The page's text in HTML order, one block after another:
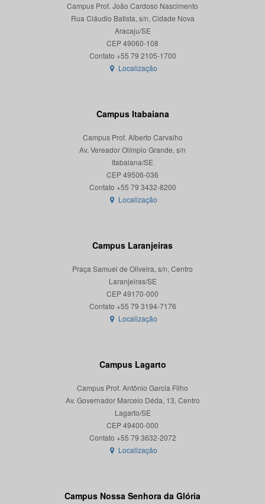
Campus Prof. João Cardoso Nascimento
Rua Cláudio Batista, s/n, Cidade Nova
Aracaju/SE
CEP 49060-108
Localização
Campus Itabaiana
Campus Prof. Alberto Carvalho
Av. Vereador Olímpio Grande, s/n
Itabaiana/SE
CEP 49506-036
Localização
Campus Laranjeiras
Praça Samuel de Oliveira, s/n, Centro
Laranjeiras/SE
CEP 49170-000
Localização
Campus Lagarto
Campus Prof. Antônio Garcia Filho
Av. Governador Marcelo Déda, 13, Centro
Lagarto/SE
CEP 49400-000
Localização
Campus Nossa Senhora da Glória